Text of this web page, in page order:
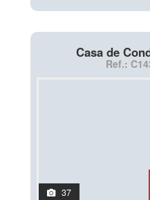
Casa de
Ref.:
37